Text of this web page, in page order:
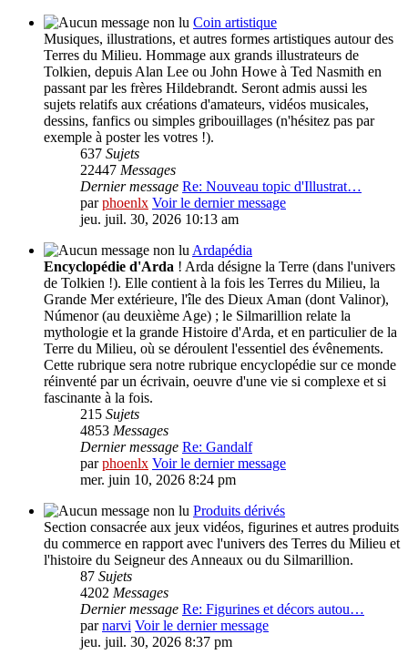
Coin artistique
Musiques, illustrations, et autres formes artistiques autour des
Terres du Milieu. Hommage aux grands illustrateurs de
Tolkien, depuis Alan Lee ou John Howe à Ted Nasmith en
passant par les frères Hildebrandt. Seront admis aussi les
sujets relatifs aux créations d'amateurs, vidéos musicales,
dessins, fanfics ou simples gribouillages (n'hésitez pas par
exemple à poster les votres !).
637 Sujets
22447 Messages
Dernier message Re: Nouveau topic d'Illustrat…
parphoenlx Voir le dernier message
jeu. juil. 30, 2026 10:13 am
Ardapédia
Encyclopédie d'Arda ! Arda désigne la Terre (dans l'univers
de Tolkien !). Elle contient à la fois les Terres du Milieu, la
Grande Mer extérieure, l'île des Dieux Aman (dont Valinor),
Númenor (au deuxième Age) ; le Silmarillion relate la
mythologie et la grande Histoire d'Arda, et en particulier de la
Terre du Milieu, où se déroulent l'essentiel des évênements.
Cette rubrique sera notre rubrique encyclopédie sur ce monde
réinventé par un écrivain, oeuvre d'une vie si complexe et si
fascinante à la fois.
215 Sujets
4853 Messages
Dernier message Re: Gandalf
parphoenlx Voir le dernier message
mer. juin 10, 2026 8:24 pm
Produits dérivés
Section consacrée aux jeux vidéos, figurines et autres produits
du commerce en rapport avec l'univers des Terres du Milieu et
l'histoire du Seigneur des Anneaux ou du Silmarillion.
87 Sujets
4202 Messages
Dernier message Re: Figurines et décors autou…
parnarvi Voir le dernier message
jeu. juil. 30, 2026 8:37 pm